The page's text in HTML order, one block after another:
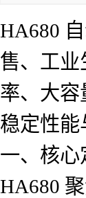
HA680
售、工
率、大
稳定性
一、核心
HA680